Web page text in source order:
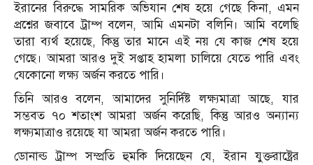
ইরানের বিরুদ্ধে সামরিক অভিযান শেষ হয়ে গেছে কিনা, এমন
প্রশ্নের জবাবে ট্রাম্প বলেন, আমি এমনটা বলিনি। আমি বলেছি
তারা ব্যর্থ হয়েছে, কিন্তু তার মানে এই নয় যে কাজ শেষ হয়ে
গেছে। আমরা আরও দুই সপ্তাহ হামলা চালিয়ে যেতে পারি এবং
যেকোনো লক্ষ্য অর্জন করতে পারি।
তিনি আরও বলেন, আমাদের সুনির্দিষ্ট লক্ষ্যমাত্রা আছে, যার
সম্ভবত ৭০ শতাংশ আমরা অর্জন করেছি, কিন্তু আরও অন্যান্য
লক্ষ্যমাত্রাও রয়েছে যা আমরা অর্জন করতে পারি।
ডোনাল্ড ট্রাম্প সম্প্রতি হুমকি দিয়েছেন যে, ইরান যুক্তরাষ্ট্রের